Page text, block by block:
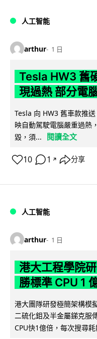
人工智能
arthur 1 日
Tesla HW3 舊
現過熱 部分電
Tesla 向 HW3 舊車款推
映自動駕駛電腦嚴重過熱
毀，須...
閱讀全文
10 1 ↗ 分享
人工智能
arthur 1 日
港大工程學院
勝標準 CPU 1
港大團隊研發極簡架構模
二硫化鉬及半金屬銻克服
CPU快1億倍，每次搜尋